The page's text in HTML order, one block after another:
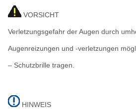
VORSICHT
Verletzungsgefahr der Augen durch
Augenreizungen und -verletzungen
– Schutzbrille tragen.
HINWEIS